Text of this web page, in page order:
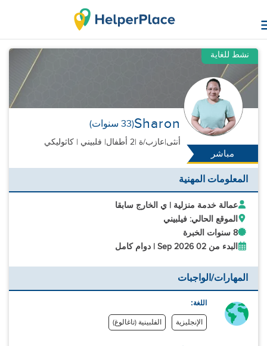
مباشر
نشط للغاية
Sharon(33 سنوات)
أنثى|عازب/ة |2 أطفال | فلبيني | كاثوليكي
المعلومات المهنية
عمالة خدمة منزلية | ي الخارج سابقا
الموقع الحالي: فيلبيني
8 سنوات الخبرة
البدء من 02 Sep 2026 | دوام كامل
المهارات/الواجبات
اللغة:
الإنجليزية الفلبينية (تاغالوغ)